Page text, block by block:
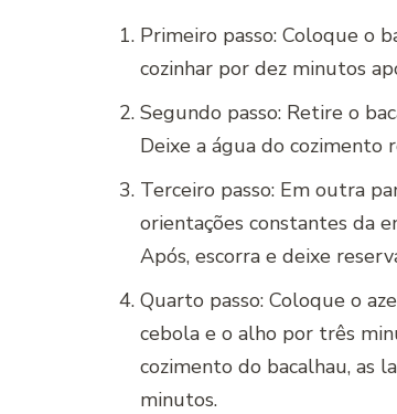
Primeiro passo: Coloque o
cozinhar por dez minutos
Segundo passo: Retire o
Deixe a água do cozimento
Terceiro passo: Em outra
orientações constantes da
Após, escorra e deixe
Quarto passo: Coloque o
cebola e o alho por três
cozimento do bacalhau, as
minutos.